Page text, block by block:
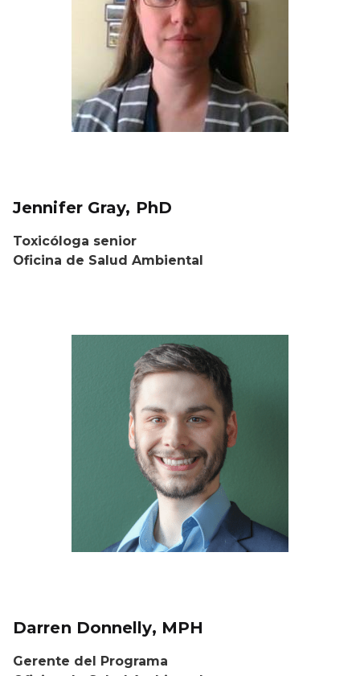
Jennifer Gray, PhD
Toxicóloga senior
Oficina de Salud Ambiental
Darren Donnelly, MPH
Gerente del Programa